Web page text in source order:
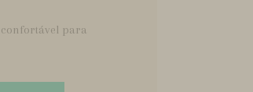
confortável para